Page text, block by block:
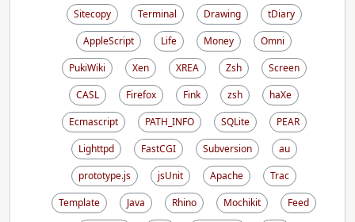
Sitecopy
Terminal Drawing
tDiary
AppleScript
Life Money
Omni
PukiWiki
Xen XREA Zsh
Screen
CASL
Firefox Fink zsh
haXe
Ecmascript
PATH_INFO SQLite
PEAR
Lighttpd
FastCGI Subversion
au
prototype.js
jsUnit Apache
Trac
Template
Java Rhino Mochikit
Feed